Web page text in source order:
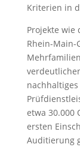
Kriterien in
Projekte wie
Rhein-Main-
etwa 30.000
ersten
Auditierung